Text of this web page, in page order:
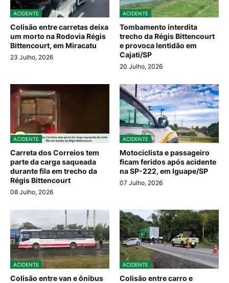
ACIDENTE
Colisão entre carretas deixa
um morto na Rodovia Régis
Bittencourt, em Miracatu
23 Julho, 2026
ACIDENTE
Tombamento interdita
trecho da Régis Bittencourt
e provoca lentidão em
Cajati/SP
20 Julho, 2026
ACIDENTE
Carreta dos Correios tem
parte da carga saqueada
durante fila em trecho da
Régis Bittencourt
08 Julho, 2026
ACIDENTE
Motociclista e passageiro
ficam feridos após acidente
na SP-222, em Iguape/SP
07 Julho, 2026
ACIDENTE
Colisão entre van e ônibus
ACIDENTE
Colisão entre carro e